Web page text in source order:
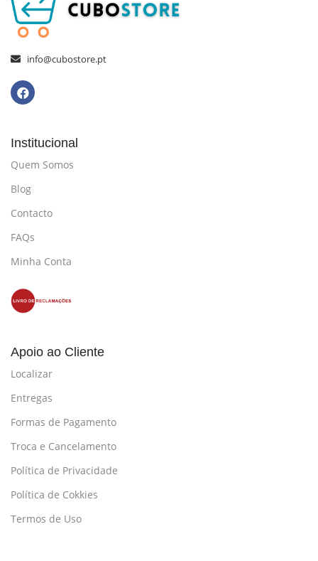
info@cubostore.pt
Institucional
Quem Somos
Blog
Contacto
FAQs
Minha Conta
Apoio ao Cliente
Localizar
Entregas
Formas de Pagamento
Troca e Cancelamento
Política de Privacidade
Política de Cokkies
Termos de Uso